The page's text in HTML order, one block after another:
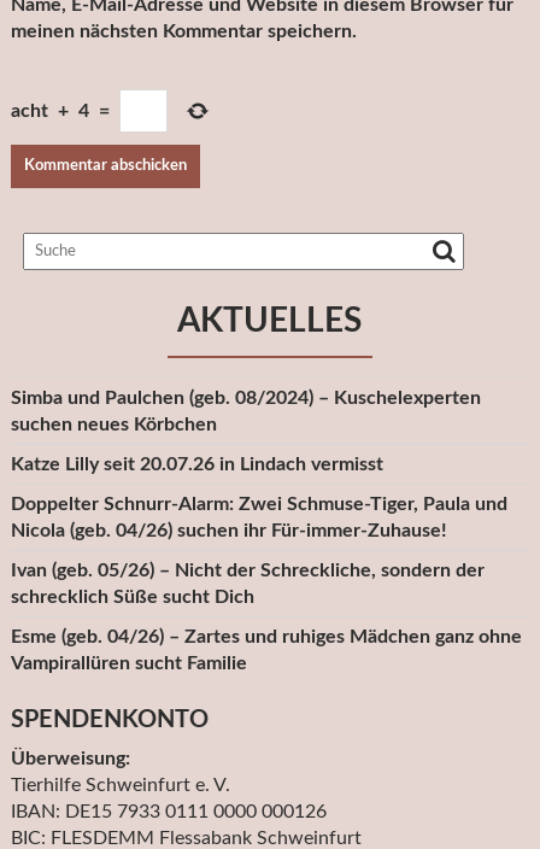
Name, E-Mail-Adresse und Website in diesem Browser für
meinen nächsten Kommentar speichern.
acht + 4 =
AKTUELLES
Simba und Paulchen (geb. 08/2024) – Kuschelexperten
suchen neues Körbchen
Katze Lilly seit 20.07.26 in Lindach vermisst
Doppelter Schnurr-Alarm: Zwei Schmuse-Tiger, Paula und
Nicola (geb. 04/26) suchen ihr Für-immer-Zuhause!
Ivan (geb. 05/26) – Nicht der Schreckliche, sondern der
schrecklich Süße sucht Dich
Esme (geb. 04/26) – Zartes und ruhiges Mädchen ganz ohne
Vampirallüren sucht Familie
SPENDENKONTO
Überweisung:
Tierhilfe Schweinfurt e. V.
IBAN: DE15 7933 0111 0000 000126
BIC: FLESDEMM Flessabank Schweinfurt